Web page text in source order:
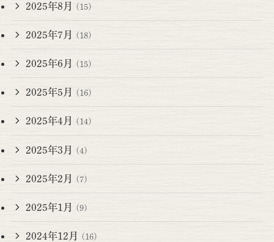
2025年8月 (15)
2025年7月 (18)
2025年6月 (15)
2025年5月 (16)
2025年4月 (14)
2025年3月 (4)
2025年2月 (7)
2025年1月 (9)
2024年12月 (16)